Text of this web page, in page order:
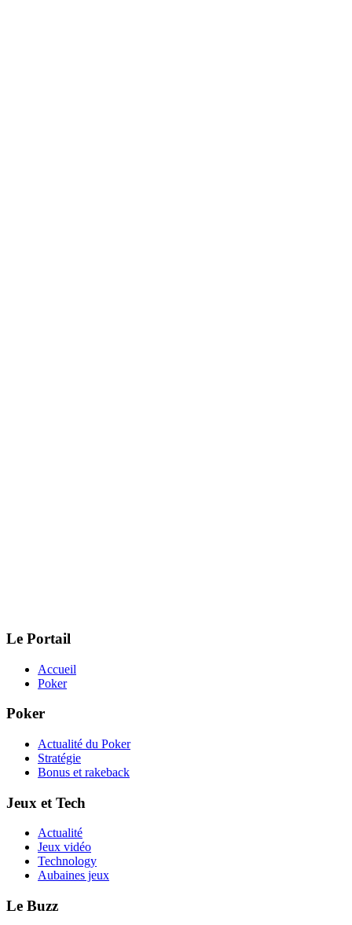
Le Portail
Accueil
Poker
Poker
Actualité du Poker
Stratégie
Bonus et rakeback
Jeux et Tech
Actualité
Jeux vidéo
Technology
Aubaines jeux
Le Buzz